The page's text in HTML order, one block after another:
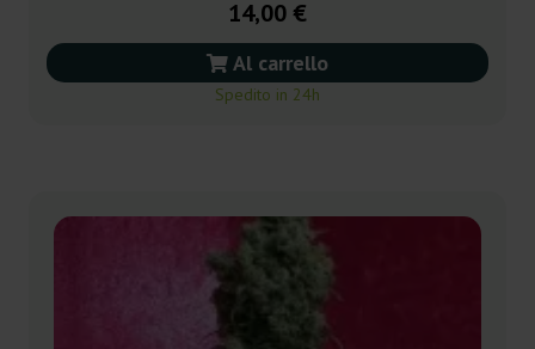
14,00 €
Al carrello
Spedito in 24h